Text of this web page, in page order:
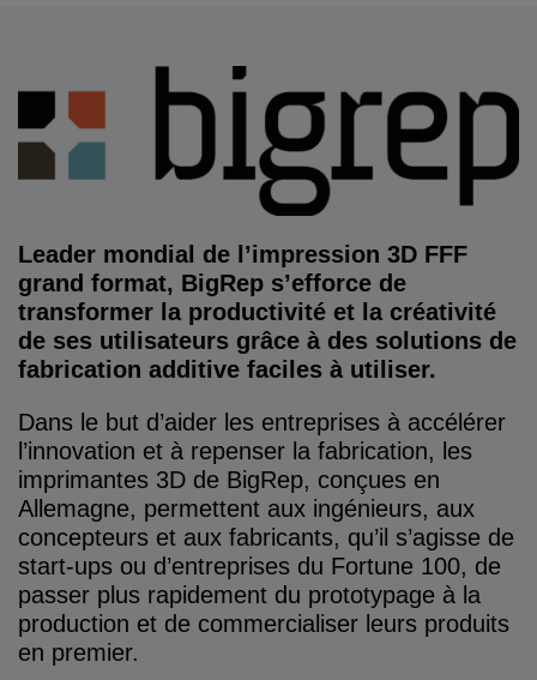
Leader mondial de l’impression 3D FFF
grand format, BigRep s’efforce de
transformer la productivité et la créativité
de ses utilisateurs grâce à des solutions de
fabrication additive faciles à utiliser.
Dans le but d’aider les entreprises à accélérer
l’innovation et à repenser la fabrication, les
imprimantes 3D de BigRep, conçues en
Allemagne, permettent aux ingénieurs, aux
concepteurs et aux fabricants, qu’il s’agisse de
start-ups ou d’entreprises du Fortune 100, de
passer plus rapidement du prototypage à la
production et de commercialiser leurs produits
en premier.